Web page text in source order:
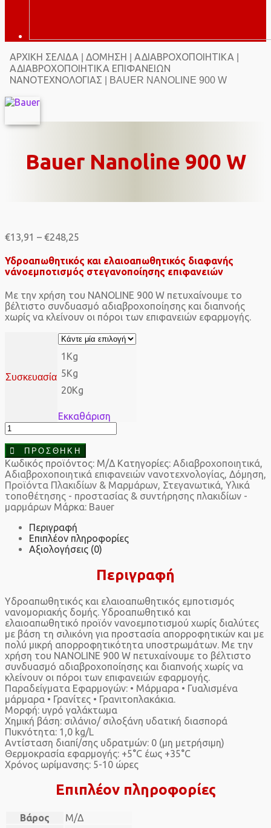
ΑΡΧΙΚΉ ΣΕΛΊΔΑ ΔΌΜΗΣΗ ΑΔΙΑΒΡΟΧΟΠΟΙΗΤΙΚΆ
ΑΔΙΑΒΡΟΧΟΠΟΙΗΤΙΚΆ ΕΠΙΦΑΝΕΙΏΝ
ΝΑΝΟΤΕΧΝΟΛΟΓΊΑΣ | BAUER NANOLINE 900 W
Bauer Nanoline 900 W
€13,91 – €248,25
€13,91
through
€248,25
Υδροαπωθητικός και ελαιοαπωθητικός διαφανής
νάνοεμποτισμός στεγανοποίησης επιφανειών
Με την χρήση του NANOLINE 900 W πετυχαίνουμε το
βέλτιστο συνδυασμό αδιαβροχοποίησης και διαπνοής
χωρίς να κλείνουν οι πόροι των επιφανειών εφαρμογής.
Συσκευασία
1Kg
5Kg
20Kg
Εκκαθάριση
Bauer
Nanoline
900
W
ποσότητα
ΠΡΟΣΘΉΚΗ
Κωδικός προϊόντος: Μ/Δ Κατηγορίες: Αδιαβροχοποιητικά,
Αδιαβροχοποιητικά επιφανειών νανοτεχνολογίας, Δόμηση,
Προϊόντα Πλακιδίων & Μαρμάρων, Στεγανωτικά, Υλικά
τοποθέτησης - προστασίας & συντήρησης πλακιδίων -
μαρμάρων Μάρκα: Bauer
Περιγραφή
Επιπλέον πληροφορίες
Αξιολογήσεις (0)
Περιγραφή
Υδροαπωθητικός και ελαιοαπωθητικός εμποτισμός
νανομοριακής δομής. Υδροαπωθητικό και
ελαιοαπωθητικό προϊόν νανοεμποτισμού χωρίς διαλύτες
με βάση τη σιλικόνη για προστασία απορροφητικών και με
πολύ μικρή απορροφητικότητα υποστρωμάτων. Με την
χρήση του NANOLINE 900 W πετυχαίνουμε το βέλτιστο
συνδυασμό αδιαβροχοποίησης και διαπνοής χωρίς να
κλείνουν οι πόροι των επιφανειών εφαρμογής.
Παραδείγματα Εφαρμογών: • Μάρμαρα • Γυαλισμένα
μάρμαρα • Γρανίτες • Γρανιτοπλακάκια.
Μορφή: υγρό γαλάκτωμα
Χημική βάση: σιλάνιο/ σιλοξάνη υδατική διασπορά
Πυκνότητα: 1,0 kg/L
Αντίσταση διαπί/σης υδρατμών: 0 (μη μετρήσιμη)
Θερμοκρασία εφαρμογής: +5°C έως +35°C
Χρόνος ωρίμανσης: 5-10 ώρες
Επιπλέον πληροφορίες
Βάρος Μ/Δ